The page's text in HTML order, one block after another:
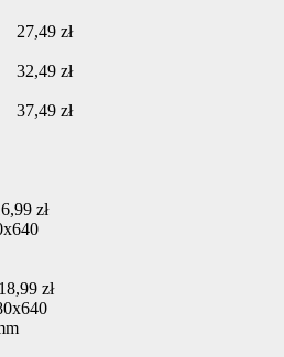
zł
zł
zł
zł
zł